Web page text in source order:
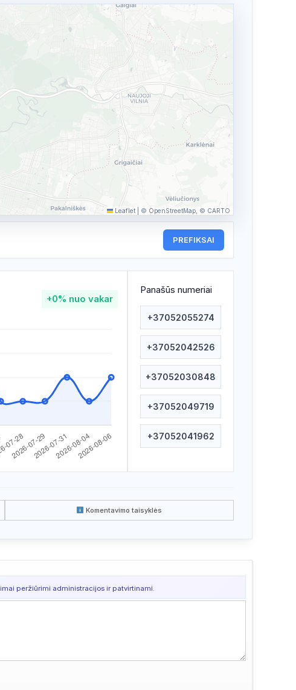
Leaflet © OpenStreetMap, © CARTO
PREFIKSAI
+0% nuo vakar
Panašūs numeriai
+37052055274
+37052042526
+37052030848
+37052049719
+37052041962
Komentavimo taisyklės
peržiūrimi administracijos ir patvirtinami.